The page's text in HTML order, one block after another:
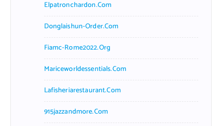
Elpatronchardon.com
Donglaishun-Order.com
Fiamc-Rome2022.org
Mariceworldessentials.com
Lafisheriarestaurant.com
915jazzandmore.com